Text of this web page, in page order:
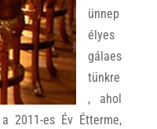
ünnep
élyes
gálaes
tünkre
, ahol
2011-es Év Étterme,